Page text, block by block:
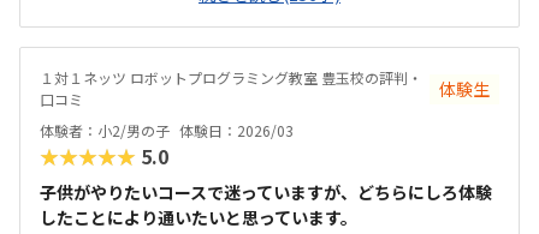
庭では学べないことが身につき自分で考える力や今後の方向性につな
がるなら妥当かなと思います。先生が話しやすく子供がすぐに馴染め
て良かったです。
１対１ネッツ ロボットプログラミング教室 豊玉校の評判・
口コミ
体験生
体験者：小2/男の子 体験日：2026/03
★★★★★ 5.0
子供がやりたいコースで迷っていますが、どちらにしろ体験
したことにより通いたいと思っています。